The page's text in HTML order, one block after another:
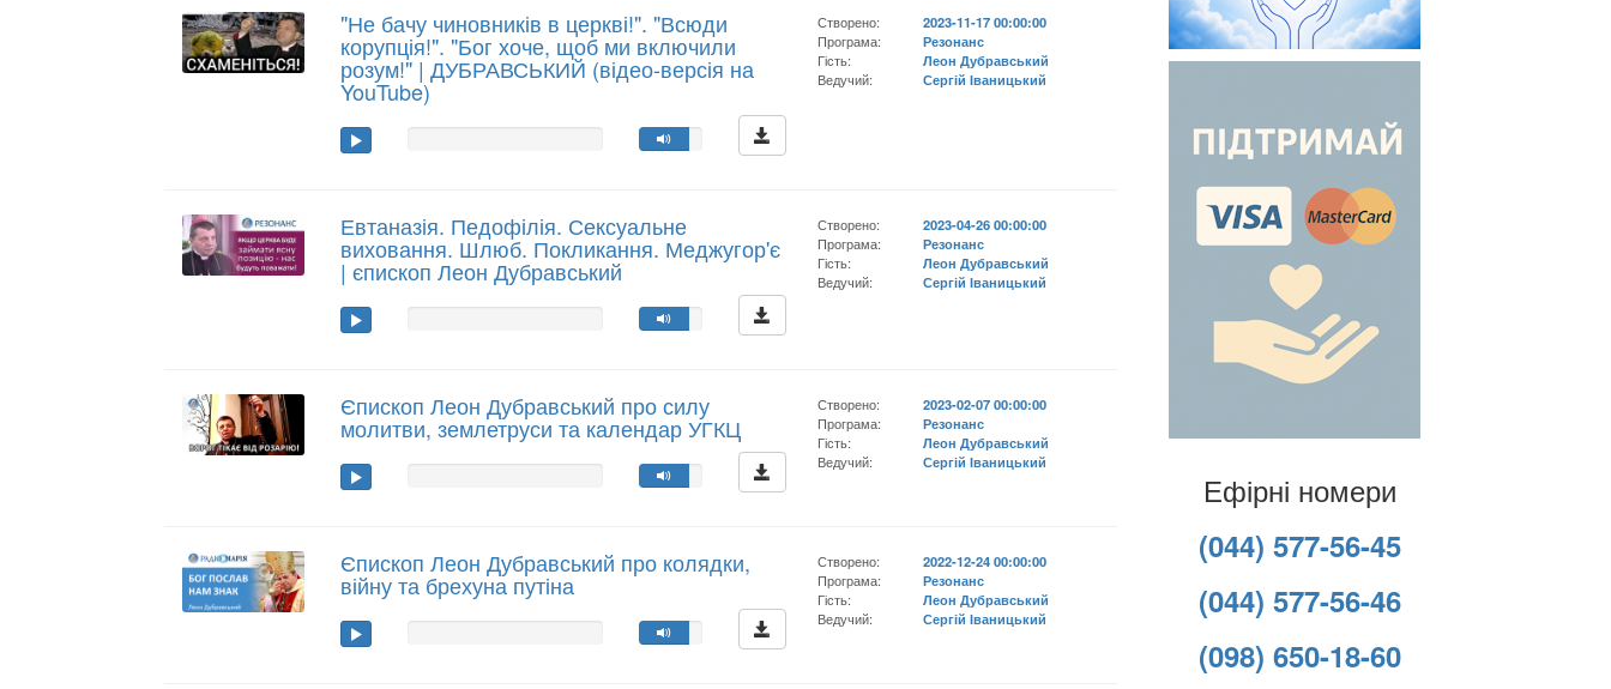
"Не бачу чиновників в церкві!". "Всюди
корупція!". "Бог хоче, щоб ми включили
розум!" | ДУБРАВСЬКИЙ (відео-версія на
YouTube)
Створено:
2023-11-17 00:00:00
Програма:
Резонанс
Гість:
Леон Дубравський
Ведучий:
Сергій Іваницький
Евтаназія. Педофілія. Сексуальне
виховання. Шлюб. Покликання. Меджугор'є
| єпископ Леон Дубравський
Створено:
2023-04-26 00:00:00
Програма:
Резонанс
Гість:
Леон Дубравський
Ведучий:
Сергій Іваницький
Єпископ Леон Дубравський про силу
молитви, землетруси та календар УГКЦ
Створено:
2023-02-07 00:00:00
Програма:
Резонанс
Гість:
Леон Дубравський
Ведучий:
Сергій Іваницький
Єпископ Леон Дубравський про колядки,
війну та брехуна путіна
Створено:
2022-12-24 00:00:00
Програма:
Резонанс
Гість:
Леон Дубравський
Ведучий:
Сергій Іваницький
Ефірні номери
(044) 577-56-45
(044) 577-56-46
(098) 650-18-60